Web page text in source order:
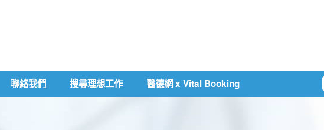
聯絡我們 搜尋理想工作 醫德網 x Vital Booking